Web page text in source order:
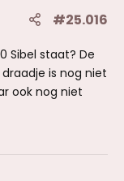
#25.016
Sibel staat? De
is nog niet
ook nog niet